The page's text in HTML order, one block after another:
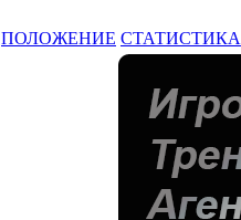
ПОЛОЖЕНИЕ СТАТИСТИКА